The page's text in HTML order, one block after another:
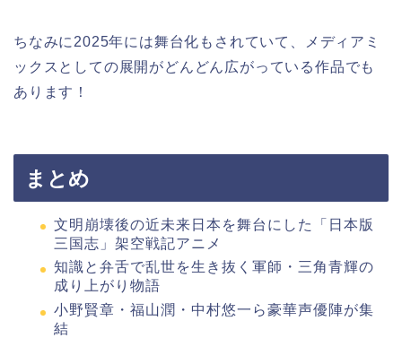
ちなみに2025年には舞台化もされていて、メディアミ
ックスとしての展開がどんどん広がっている作品でも
あります！
まとめ
文明崩壊後の近未来日本を舞台にした「日本版
三国志」架空戦記アニメ
知識と弁舌で乱世を生き抜く軍師・三角青輝の
成り上がり物語
小野賢章・福山潤・中村悠一ら豪華声優陣が集
結